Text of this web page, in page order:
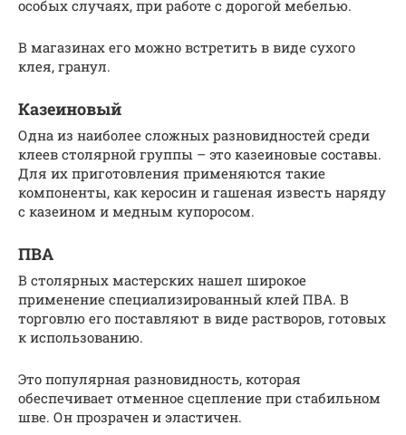
особых случаях, при работе с дорогой мебелью.
В магазинах его можно встретить в виде сухого
клея, гранул.
Казеиновый
Одна из наиболее сложных разновидностей среди
клеев столярной группы – это казеиновые составы.
Для их приготовления применяются такие
компоненты, как керосин и гашеная известь наряду
с казеином и медным купоросом.
ПВА
В столярных мастерских нашел широкое
применение специализированный клей ПВА. В
торговлю его поставляют в виде растворов, готовых
к использованию.
Это популярная разновидность, которая
обеспечивает отменное сцепление при стабильном
шве. Он прозрачен и эластичен.